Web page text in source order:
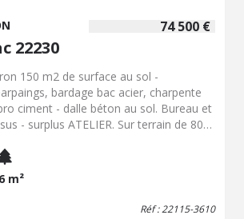
74 500 €
22230
150 m2 de surface au sol -
bardage bac acier, charpente
ciment - dalle béton au sol. Bureau et
- surplus ATELIER. Sur terrain de 806
m²
Réf : 22115-3610